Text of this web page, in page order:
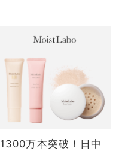
1300万本突破！日中